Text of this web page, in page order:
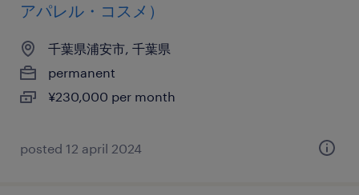
アパレル・コスメ）
千葉県浦安市, 千葉県
permanent
¥230,000 per month
posted 12 april 2024